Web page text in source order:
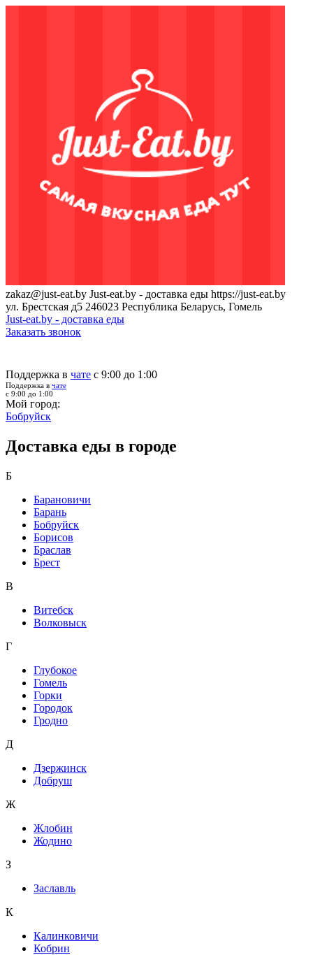
zakaz@just-eat.by Just-eat.by - доставка еды https://just-eat.by
ул. Брестская д5 246023 Республика Беларусь, Гомель
Just-eat.by - доставка еды
Заказать звонок
Поддержка в чате с 9:00 до 1:00
Поддержка в чате
с 9:00 до 1:00
Мой город:
Бобруйск
Доставка еды в городе
Б
Барановичи
Барань
Бобруйск
Борисов
Браслав
Брест
В
Витебск
Волковыск
Г
Глубокое
Гомель
Горки
Городок
Гродно
Д
Дзержинск
Добруш
Ж
Жлобин
Жодино
З
Заславль
К
Калинковичи
Кобрин